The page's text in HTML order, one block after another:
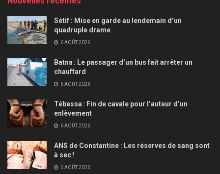
Sétif : Mise en garde au lendemain d’un
quadruple drame
6 AOÛT 2026
Batna : Le passager d’un bus fait arrêter un
chauffard
6 AOÛT 2026
Tébessa : Fin de cavale pour l’auteur d’un
enlèvement
6 AOÛT 2026
ANS de Constantine : Les réserves de sang sont
à sec !
6 AOÛT 2026